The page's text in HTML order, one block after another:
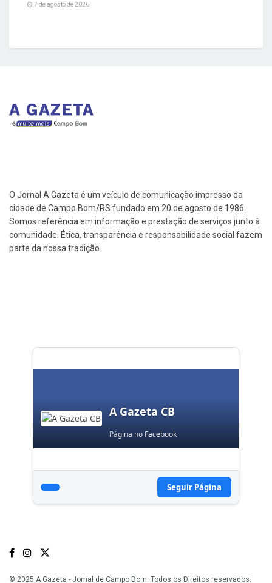
7 de agosto de 2026
O Jornal A Gazeta é um veículo de comunicação impresso da
cidade de Campo Bom/RS fundado em 20 de agosto de 1986.
Somos referência em informação e prestação de serviços junto à
comunidade. Ética, transparência e responsabilidade social fazem
parte da nossa tradição.
A Gazeta CB
Página no Facebook
Seguir Página
© 2025 A Gazeta - Jornal de Campo Bom. Todos os Direitos reservados.